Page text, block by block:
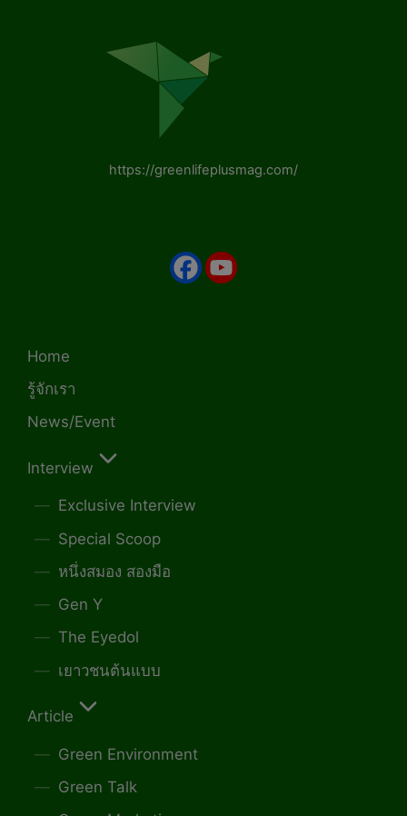
https://greenlifeplusmag.com/
Home
รู้จักเรา
News/Event
Interview
Exclusive Interview
Special Scoop
หนึ่งสมอง สองมือ
Gen Y
The Eyedol
เยาวชนต้นแบบ
Article
Green Environment
Green Talk